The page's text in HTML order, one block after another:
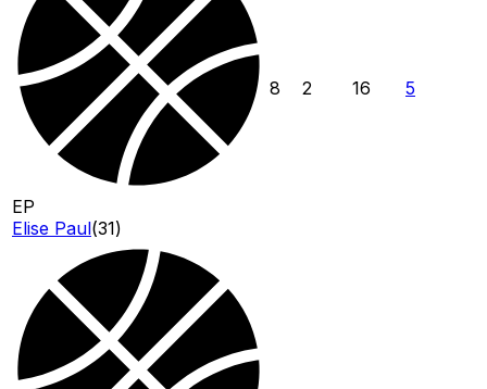
EP
Elise Paul(31)
8 2 16 5